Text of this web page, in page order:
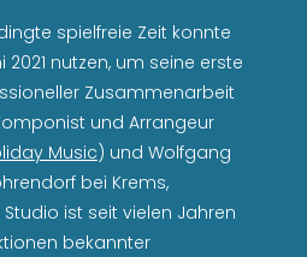
spielfreie Zeit konnte
2021 nutzen, um seine erste
Zusammenarbeit
und Arrangeur
Music) und Wolfgang
bei Krems,
ist seit vielen Jahren
bekannter